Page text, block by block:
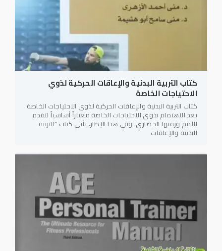
كتاب التربية البدنية والإعاقات الحركية لذوي
الاحتياجات الخاصة
كتاب التربية البدنية والإعاقات الحركية لذوي الاحتياجات الخاصة
يعد الاهتمام بذوي الاحتياجات الخاصة معياراً أساسياً لتقدم
الأمم ورقيها الحضاري. وفي هذا الإطار، يأتي كتاب "التربية
البدنية والإعاقات